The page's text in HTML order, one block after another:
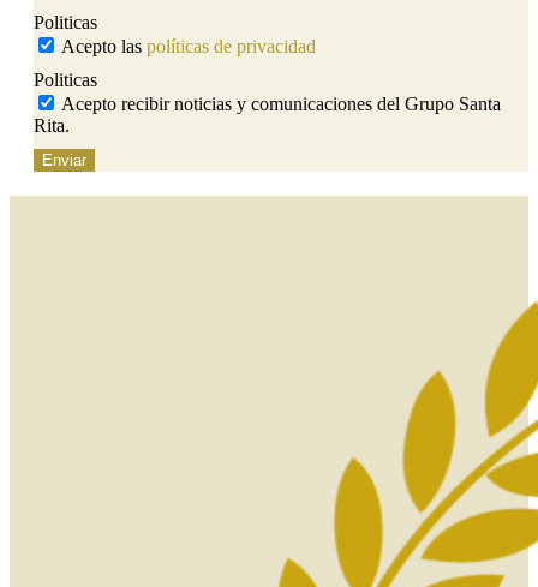
Politicas
Acepto las políticas de privacidad
Politicas
Acepto recibir noticias y comunicaciones del Grupo Santa
Rita.
Enviar